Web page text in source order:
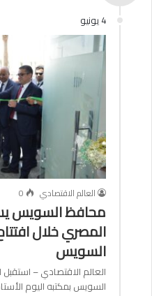
4 يونيو
العالم الاقتصادي
0
محافظ السويس
المصري خلال
السويس
العالم الاقتصادي –
السويس بمكتبه اليوم